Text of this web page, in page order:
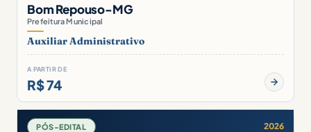
Bom Repouso-MG
Prefeitura Municipal
Auxiliar Administrativo
A PARTIR DE
R$ 74
PÓS-EDITAL 2026